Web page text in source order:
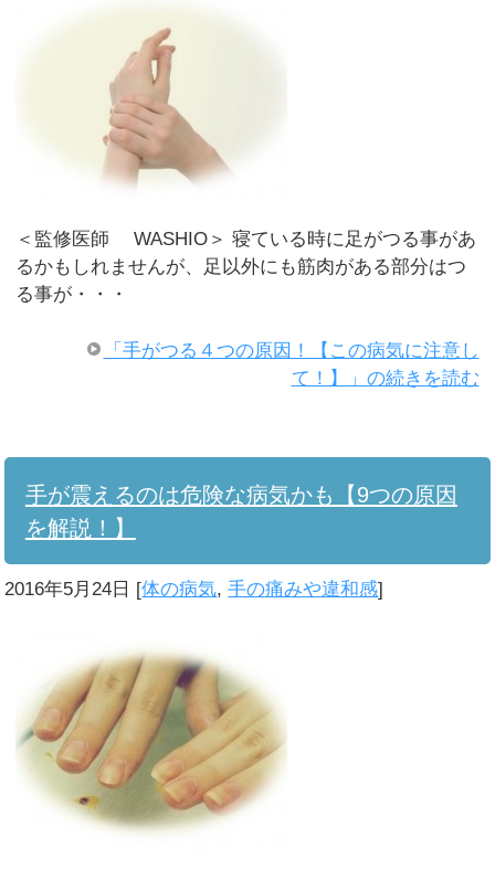
＜監修医師 WASHIO＞ 寝ている時に足がつる事があ
るかもしれませんが、足以外にも筋肉がある部分はつ
る事が・・・
「手がつる４つの原因！【この病気に注意し
て！】」の続きを読む
手が震えるのは危険な病気かも【9つの原因
を解説！】
2016年5月24日 [体の病気,手の痛みや違和感]